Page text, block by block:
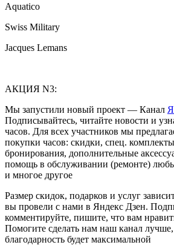
Aquatico
Swiss Military
Jacques Lemans
АКЦИЯ N3:
Мы запустили новый проект — Канал
Подписывайтесь, читайте новости и
часов. Для всех участников мы
покупки часов: скидки, спец.
бронирования, дополнительные
помощь в обслуживании (ремонте)
и многое другое
Размер скидок, подарков и услуг
вы провели с нами в Яндекс Дзен.
комментируйте, пишите, что вам
Помогите сделать нам наш канал
благодарность будет максимальной